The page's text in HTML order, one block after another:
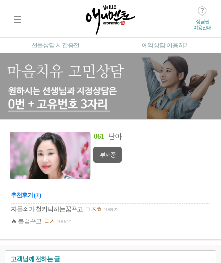
상담권
이용안내
선불상담 시간충전 예약상담 이용하기
061 단아
부재중
추천후기 ( 2 )
자물쇠가 철커덕하는꿈꾸고 ㄱㅈㅎ 20.09.21
🔥 불꿈꾸고 ㄷㅅ 20.07.24
고객님께 전하는 글